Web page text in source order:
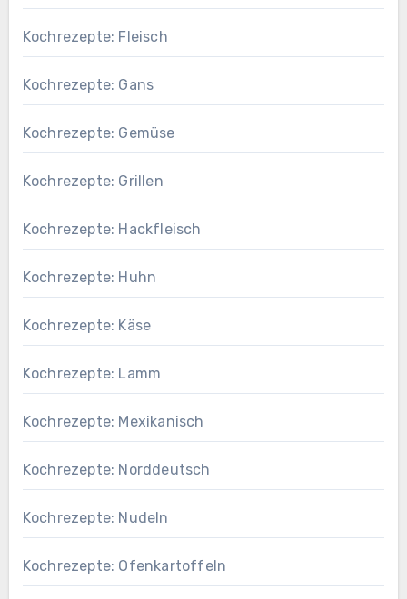
Kochrezepte: Fleisch
Kochrezepte: Gans
Kochrezepte: Gemüse
Kochrezepte: Grillen
Kochrezepte: Hackfleisch
Kochrezepte: Huhn
Kochrezepte: Käse
Kochrezepte: Lamm
Kochrezepte: Mexikanisch
Kochrezepte: Norddeutsch
Kochrezepte: Nudeln
Kochrezepte: Ofenkartoffeln